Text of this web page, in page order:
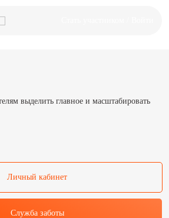
выделить главное и масштабировать
Личный кабинет
Служба заботы